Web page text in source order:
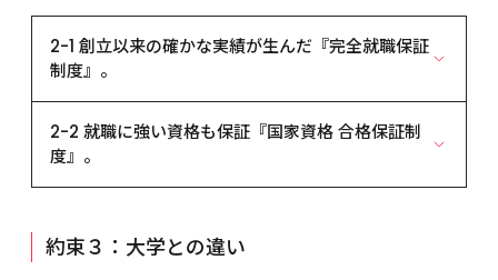
験はそれで十分。これが私たちの結論です。
夢を夢で終わらせません。
本学は、入学時には単に「○○になりたい」だった
夢や目標を、「即戦力として就職するために、毎日
の授業で学び、必ず課題を提出する」など、より具
体的な「目的」に変え、実現へ大きく前進するよう
だ間違いを見つけるだけの、減点主義の教育ではあ
りませんから、授業への参加意欲も旺盛になってく
るのです。
独自の教育システム
手に入れるためには、明確な「目的」と強い「意
志」を持った、「自立した人格」であることが必要
です。本学は、知識や技術に偏った「専門家」を育
てる学校ではありません。常に問題意識を持って創
す。
ル、マナーを守ることの必要性を徹底しています。
2-1 創立以来の確かな実績が生んだ『完全就職保証
制度』。
本学は創立以来、万全の指導体制でプロ就職の確か
な実績を上げてきました。 これは、本学の指導カリ
キュラムが産業界のニーズに直結している証です。
上げ、産業界からの信頼により実現できたことでも
あります。 そして、その自信が『完全就職保証制
2-2 就職に強い資格も保証『国家資格 合格保証制
度』。
業界が新卒者の採用にあたって最も重要視するの
約束３：大学との違い